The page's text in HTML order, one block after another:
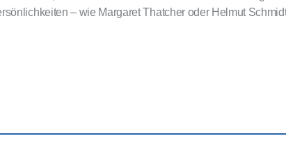
– wie Margaret Thatcher oder Helmut